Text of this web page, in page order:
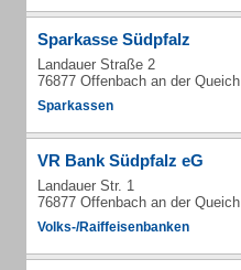
Sparkasse Südpfalz
Landauer Straße 2
76877 Offenbach an der Queich
Sparkassen
VR Bank Südpfalz eG
Landauer Str. 1
76877 Offenbach an der Queich
Volks-/Raiffeisenbanken